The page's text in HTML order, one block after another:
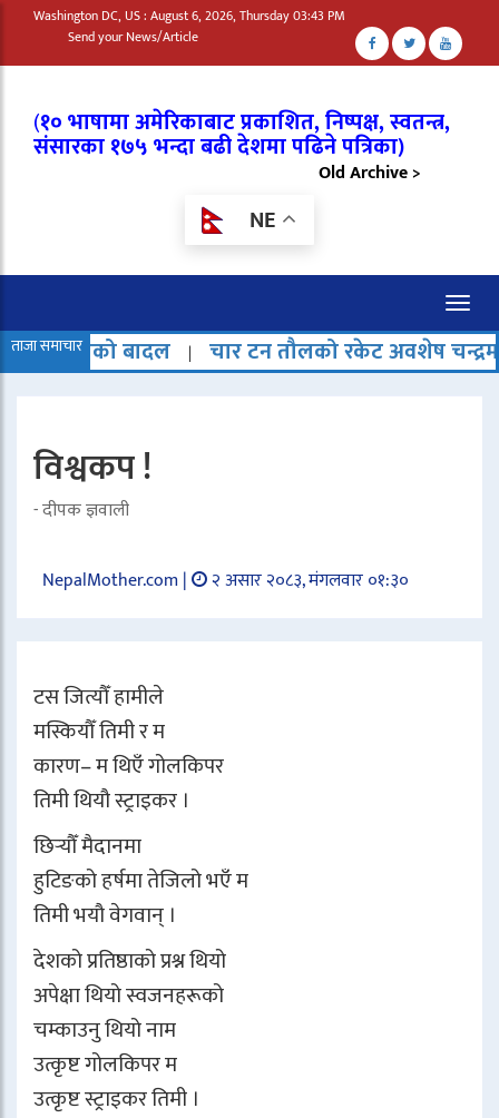
Washington DC, US : August 6, 2026, Thursday 03:43 PM
Send your News/Article
(१० भाषामा अमेरिकाबाट प्रकाशित, निष्पक्ष, स्वतन्त्र,
संसारका १७५ भन्दा बढी देशमा पढिने पत्रिका)
Old Archive >
NE
ताजा समाचार
| चार टन तौलको रकेट अवशेष चन्द्रमामा
विश्वकप !
- दीपक ज्ञवाली
NepalMother.com | २ असार २०८३, मंगलवार ०१:३०
टस जित्यौँ हामीले
मस्कियौँ तिमी र म
कारण– म थिएँ गोलकिपर
तिमी थियौ स्ट्राइकर ।
छिर्‍यौँ मैदानमा
हुटिङको हर्षमा तेजिलो भएँ म
तिमी भयौ वेगवान् ।
देशको प्रतिष्ठाको प्रश्न थियो
अपेक्षा थियो स्वजनहरूको
चम्काउनु थियो नाम
उत्कृष्ट गोलकिपर म
उत्कृष्ट स्ट्राइकर तिमी ।